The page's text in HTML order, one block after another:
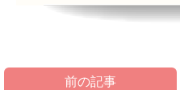
前の記事